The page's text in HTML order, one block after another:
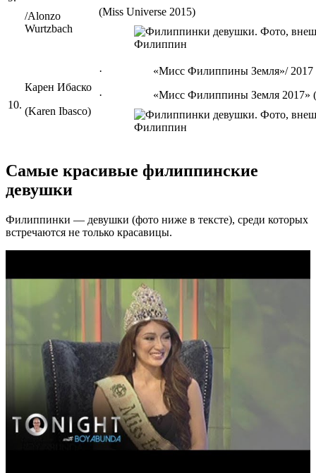
/Alonzo
Wurtzbach
(Miss Universe 2015)
10.
Карен Ибаско
(Karen Ibasco)
· «Мисс Филиппины Земля»/ 2017
· «Мисс Филиппины Земля 2017»
Самые красивые филиппинские
девушки
Филиппинки — девушки (фото ниже в тексте), среди которых
встречаются не только красавицы.